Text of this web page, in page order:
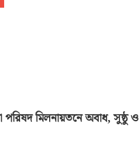
পরিষদ মিলনায়তনে অবাধ, সুষ্ঠু ও